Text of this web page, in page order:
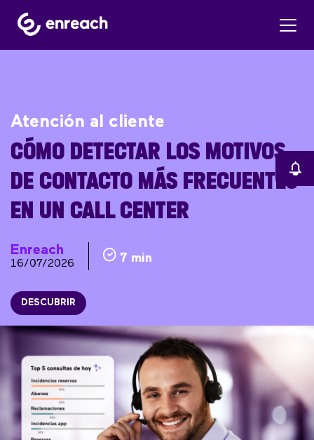
Atención al cliente
CÓMO DETECTAR LOS MOTIVOS
DE CONTACTO MÁS FRECUENTES
EN UN CALL CENTER
Enreach
16/07/2026 7 min
DESCUBRIR